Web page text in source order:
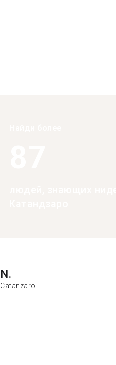
N.
Catanzaro